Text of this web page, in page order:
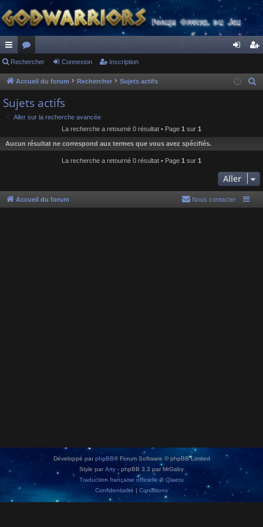
ac
co
ur
ci
or
u
s
ne cri
Rechercher Connexion Inscription
Accueil du forum Rechercher Sujets actifs
h
e
Sujets actifs
Aller sur la recherche avancée
La recherche a retourné 0 résultat • Page 1 sur 1
Aucun résultat ne correspond aux termes que vous avez spécifiés.
La recherche a retourné 0 résultat • Page 1 sur 1
Aller
Accueil du forum Nous contacter
Développé par phpBB® Forum Software © phpBB Limited
Style parArty - phpBB 3.3 par MrGaby
Traduction française officielle ©Qiaeru
Confidentialité | Conditions